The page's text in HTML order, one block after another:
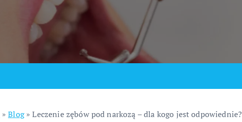
»Blog»Leczenie zębów pod narkozą – dla kogo jest odpowiednie?